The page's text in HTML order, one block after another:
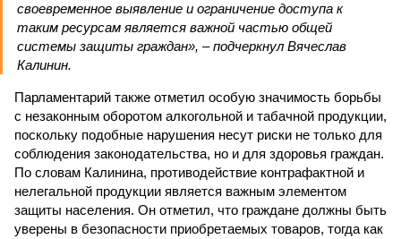
своевременное выявление и ограничение доступа к
таким ресурсам является важной частью общей
системы защиты граждан», – подчеркнул Вячеслав
Калинин.
Парламентарий также отметил особую значимость борьбы
с незаконным оборотом алкогольной и табачной продукции,
поскольку подобные нарушения несут риски не только для
соблюдения законодательства, но и для здоровья граждан.
По словам Калинина, противодействие контрафактной и
нелегальной продукции является важным элементом
защиты населения. Он отметил, что граждане должны быть
уверены в безопасности приобретаемых товаров, тогда как